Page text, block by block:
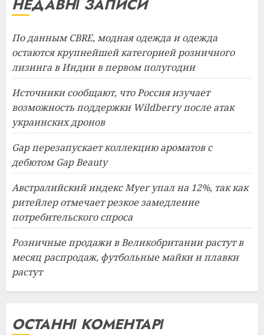
НЕДАВНІ ЗАПИСИ
По данным CBRE, модная одежда и одежда
остаются крупнейшей категорией розничного
лизинга в Индии в первом полугодии
Источники сообщают, что Россия изучает
возможность поддержки Wildberry после атак
украинских дронов
Gap перезапускает коллекцию ароматов с
дебютом Gap Beauty
Австралийский индекс Myer упал на 12%, так как
ритейлер отмечает резкое замедление
потребительского спроса
Розничные продажи в Великобритании растут в
месяц распродаж, футбольные майки и плавки
растут
ОСТАННІ КОМЕНТАРІ